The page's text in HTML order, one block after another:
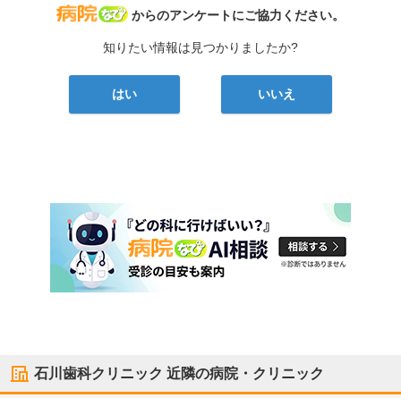
病院なび
からのアンケートにご協力ください。
知りたい情報は見つかりましたか?
はい いいえ
石川歯科クリニック 近隣の病院・クリニック